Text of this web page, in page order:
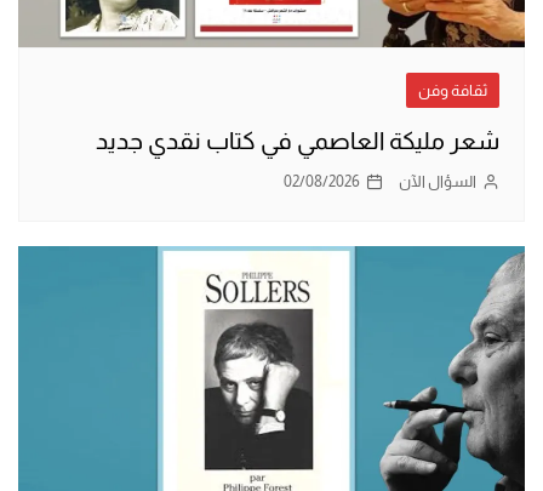
ثقافة وفن
شعر مليكة العاصمي في كتاب نقدي جديد
السؤال الآن 02/08/2026